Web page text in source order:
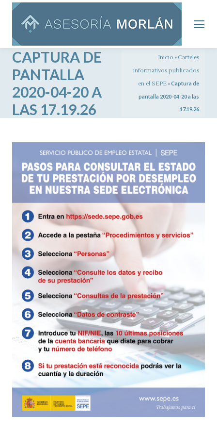
CAPTURA DE
PANTALLA
2020-04-20 A
LAS 17.19.26
Inicio » Carteles
informativos publicados
en el SEPE »Captura de
pantalla 2020-04-20 a las
17.19.26